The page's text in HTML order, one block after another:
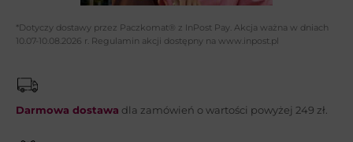
Wiadomość*:
*Dotyczy dostawy przez Paczkomat® z InPost Pay. Akcja ważna w dniach
10.07-10.08.2026 r. Regulamin akcji dostępny na www.inpost.pl
Darmowa dostawa dla zamówień o wartości powyżej 249 zł.